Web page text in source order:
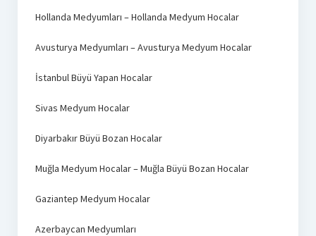
Hollanda Medyumları – Hollanda Medyum Hocalar
Avusturya Medyumları – Avusturya Medyum Hocalar
İstanbul Büyü Yapan Hocalar
Sivas Medyum Hocalar
Diyarbakır Büyü Bozan Hocalar
Muğla Medyum Hocalar – Muğla Büyü Bozan Hocalar
Gaziantep Medyum Hocalar
Azerbaycan Medyumları